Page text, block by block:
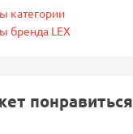
категории
бренда LEX
понравиться